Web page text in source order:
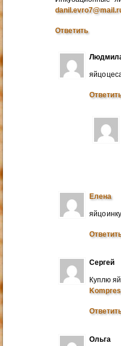
Ответить
яйцо
Елена
яйцо
Сергей
Куплю
Ольга